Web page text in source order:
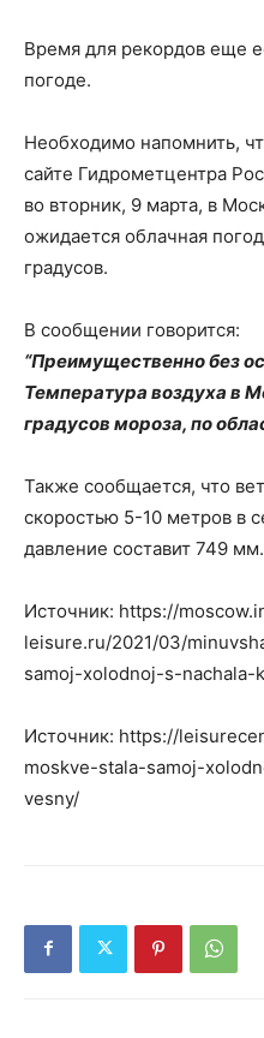
Время для рекордов еще
погоде.
Необходимо напомнить,
сайте Гидрометцентра
во вторник, 9 марта, в
ожидается облачная
градусов.
В сообщении говорится:
“Преимущественно без
Температура воздуха в
градусов мороза, по
Также сообщается, что
скоростью 5-10 метров в
давление составит 749
Источник: https://
leisure.ru/2021/03/
samoj-xolodnoj-s-nachala-
Источник: https://
moskve-stala-samoj-
vesny/